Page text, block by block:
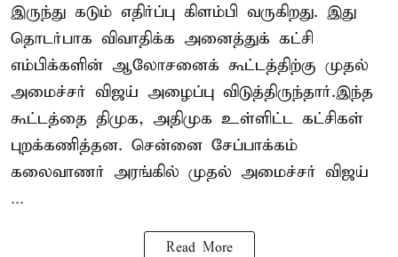
இருந்து கடும் எதிர்ப்பு கிளம்பி வருகிறது. இது
தொடர்பாக விவாதிக்க அனைத்துக் கட்சி
எம்பிக்களின் ஆலோசனைக் கூட்டத்திற்கு முதல்
அமைச்சர் விஜய் அழைப்பு விடுத்திருந்தார்.இந்த
கூட்டத்தை திமுக, அதிமுக உள்ளிட்ட கட்சிகள்
புறக்கணித்தன. சென்னை சேப்பாக்கம்
கலைவாணர் அரங்கில் முதல் அமைச்சர் விஜய்
...
Read More